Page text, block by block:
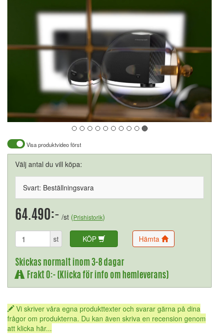
Visa produktvideo först
Välj antal du vill köpa:
Svart: Beställningsvara
64.490:- /st (Prishistorik)
st KÖP Hämta
Skickas normalt inom 3-8 dagar
Frakt 0:- (Klicka för info om hemleverans)
Vi skriver våra egna produkttexter och svarar gärna på dina
frågor om produkterna. Du kan även skriva en recension genom
att klicka här...